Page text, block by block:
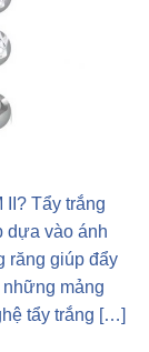
Tẩy trắng
dựa vào ánh
răng giúp đẩy
mảng
tẩy trắng […]